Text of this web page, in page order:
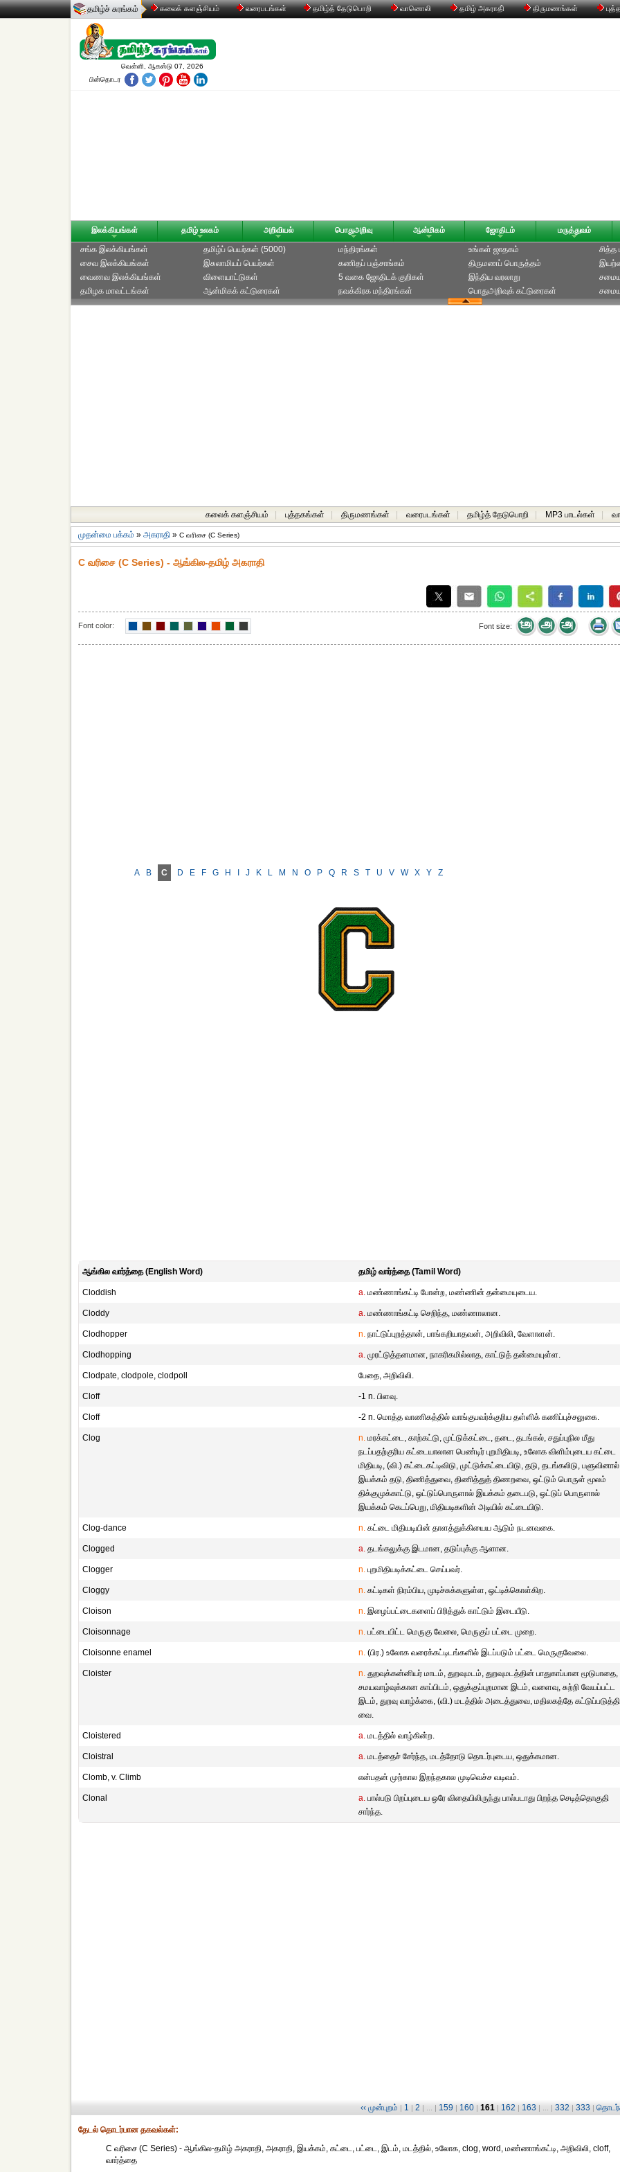
தமிழ்ச் சுரங்கம் கலைக் களஞ்சியம் வரைபடங்கள் தமிழ்த் தேடுபொறி வானொலி தமிழ் அகராதி் திருமணங்கள்
வெள்ளி, ஆகஸ்டு 07, 2026
பின்தொடர
இலக்கியங்கள் தமிழ் உலகம் அறிவியல் பொதுஅறிவு ஆன்மிகம் ஜோதிடம் மருத்துவம்
சங்க இலக்கியங்கள்
சைவ இலக்கியங்கள்
வைணவ இலக்கியங்கள்
தமிழக மாவட்டங்கள்
தமிழ்ப் பெயர்கள் (5000)
இசுலாமியப் பெயர்கள்
விளையாட்டுகள்
ஆன்மிகக் கட்டுரைகள்
மந்திரங்கள்
கணிதப் பஞ்சாங்கம்
5 வகை ஜோதிடக் குறிகள்
நவக்கிரக மந்திரங்கள்
உங்கள் ஜாதகம்
திருமணப் பொருத்தம்
இந்திய வரலாறு
பொதுஅறிவுக் கட்டுரைகள்
சித்த
கலைக் களஞ்சியம் புத்தகங்கள் திருமணங்கள் வரைபடங்கள் தமிழ்த் தேடுபொறி MP3 பாடல்கள்
முதன்மை பக்கம் » அகராதி » C வரிசை (C Series)
C வரிசை (C Series) - ஆங்கில-தமிழ் அகராதி
Font color: Font size:
A B C D E F G H J K L M N O P Q R S T U V W X Y Z
ஆங்கில வார்த்தை (English Word) தமிழ் வார்த்தை (Tamil Word)
Cloddish a. மண்ணாங்கட்டி போன்ற, மண்ணின் தன்மையுடைய.
Cloddy a. மண்ணாங்கட்டி செறிந்த, மண்ணாலான.
Clodhopper n. நாட்டுப்புறத்தான், பாங்கறியாதவன், அறிவிலி, வேளாளன்.
Clodhopping a. முரட்டுத்தனமான, நாகரிகமில்லாத, காட்டுத் தன்மையுள்ள.
Clodpate, clodpole, clodpoll பேதை, அறிவிலி.
Cloff -1 n. பிளவு.
Cloff -2 n. மொத்த வாணிகத்தில் வாங்குபவர்க்குரிய தள்ளிக் கணிப்புச்சலுகை.
Clog n. மரக்கட்டை, காற்கட்டு, முட்டுக்கட்டை, தடை, தடங்கல், சதுப்புநில மீது
நடப்பதற்குரிய கட்டையாலான பெண்டிர் புறமிதியடி, உலோக விளிம்புடைய கட்டை
மிதியடி, (வி.) கட்டைகட்டிவிடு, முட்டுக்கட்டையிடு, தடு, தடங்கலிடு, பளுவினால்
இயக்கம் தடு, திணித்துவை, திணித்துத் திணறவை, ஒட்டும் பொருள் மூலம்
திக்குமுக்காட்டு, ஒட்டுப்பொருளால் இயக்கம் தடைபடு, ஒட்டுப் பொருளால்
இயக்கம் கெடப்பெறு, மிதியடிகளின் அடியில் கட்டையிடு.
Clog-dance n. கட்டை மிதியடியின் தாளத்துக்கியைய ஆடும் நடனவகை.
Clogged a. தடங்கலுக்கு இடமான, தடுப்புக்கு ஆளான.
Clogger n. புறமிதியடிக்கட்டை செய்பவர்.
Cloggy n. கட்டிகள் நிரம்பிய, முடிச்சுக்களுள்ள, ஒட்டிக்கொள்கிற.
Cloison n. இழைப்பட்டைகளைப் பிரித்துக் காட்டும் இடையீடு.
Cloisonnage n. பட்டையிட்ட மெருகு வேலை, மெருகுப் பட்டை முறை.
Cloisonne enamel n. (பிர.) உலோக வரைக்கட்டிடங்களில் இடப்படும் பட்டை மெருகுவேலை.
Cloister n. துறவுக்கன்னியர் மாடம், துறவுமடம், துறவுமடத்தின் பாதுகாப்பான மூடுபாதை,
சமயவாழ்வுக்கான காப்பிடம், ஒதுக்குப்புறமான இடம், வளைவு, சுற்றி வேயப்பட்ட
இடம், துறவு வாழ்க்கை, (வி.) மடத்தில் அடைத்துவை, மதிலகத்தே கட்டுப்படுத்தி
வை.
Cloistered a. மடத்தில் வாழ்கின்ற.
Cloistral a. மடத்தைச் சேர்ந்த, மடத்தோடு தொடர்புடைய, ஒதுக்கமான.
Clomb, v. Climb என்பதன் முற்கால இறந்தகால முடிவெச்ச வடிவம்.
Clonal a. பால்படு பிறப்புடைய ஒரே விதையிலிருந்து பால்படாது பிறந்த செடித்தொகுதி
சார்ந்த.
‹‹ முன்புறம் | 1 | 2 | ... | 159 | 160 | 161 | 162 | 163 | ... | 332 | 333 |
தேட‌ல் தொட‌ர்பான தகவ‌ல்க‌ள்:
C வரிசை (C Series) - ஆங்கில-தமிழ் அகராதி, அகராதி, இயக்கம், கட்டை, பட்டை, இடம், மடத்தில், உலோக, clog, word, மண்ணாங்கட்டி, அறிவிலி, cloff,
வார்த்தை